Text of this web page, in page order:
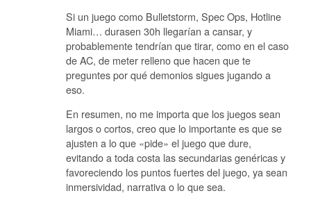
Si un juego como Bulletstorm, Spec Ops, Hotline
Miami… durasen 30h llegarían a cansar, y
probablemente tendrían que tirar, como en el caso
de AC, de meter relleno que hacen que te
preguntes por qué demonios sigues jugando a
eso.
En resumen, no me importa que los juegos sean
largos o cortos, creo que lo importante es que se
ajusten a lo que «pide» el juego que dure,
evitando a toda costa las secundarias genéricas y
favoreciendo los puntos fuertes del juego, ya sean
inmersividad, narrativa o lo que sea.